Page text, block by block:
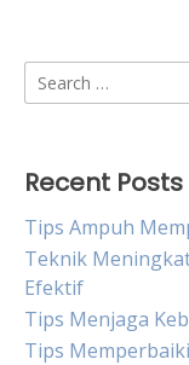
Search
for:
Recent Posts
Tips Ampuh
Teknik
Efektif
Tips Menjaga
Tips